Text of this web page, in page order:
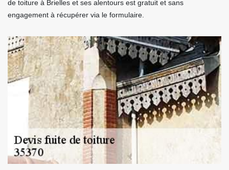
de toiture à Brielles et ses alentours est gratuit et sans
engagement à récupérer via le formulaire.